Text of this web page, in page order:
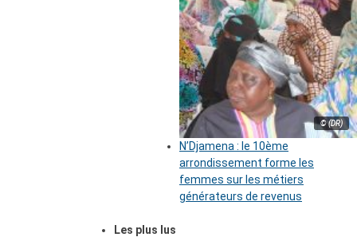
© (DR)
N’Djamena : le 10ème
arrondissement forme les
femmes sur les métiers
générateurs de revenus
Les plus lus